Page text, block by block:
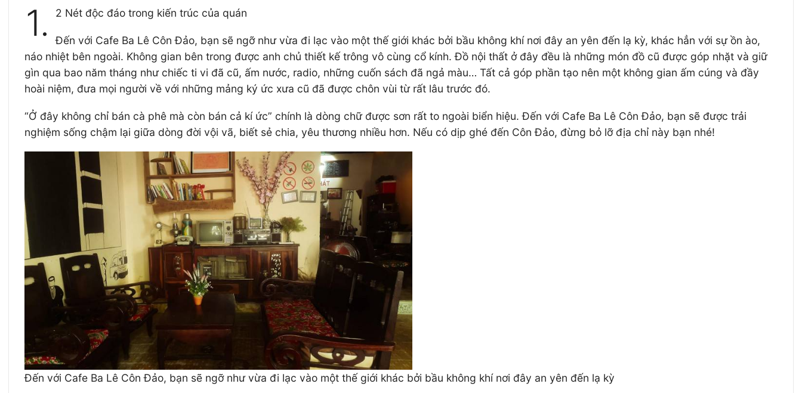
1. 2 Nét độc đáo trong kiến trúc của quán
Đến với Cafe Ba Lê Côn Đảo, bạn sẽ ngỡ như vừa đi lạc vào một thế giới khác bởi bầu không khí nơi đây an yên đến lạ kỳ, khác hẳn với sự ồn ào,
náo nhiệt bên ngoài. Không gian bên trong được anh chủ thiết kế trông vô cùng cổ kính. Đồ nội thất ở đây đều là những món đồ cũ được góp nhặt và giữ
gìn qua bao năm tháng như chiếc ti vi đã cũ, ấm nước, radio, những cuốn sách đã ngả màu… Tất cả góp phần tạo nên một không gian ấm cúng và đầy
hoài niệm, đưa mọi người về với những mảng ký ức xưa cũ đã được chôn vùi từ rất lâu trước đó.
“Ở đây không chỉ bán cà phê mà còn bán cả kí ức” chính là dòng chữ được sơn rất to ngoài biển hiệu. Đến với Cafe Ba Lê Côn Đảo, bạn sẽ được trải
nghiệm sống chậm lại giữa dòng đời vội vã, biết sẻ chia, yêu thương nhiều hơn. Nếu có dịp ghé đến Côn Đảo, đừng bỏ lỡ địa chỉ này bạn nhé!
Đến với Cafe Ba Lê Côn Đảo, bạn sẽ ngỡ như vừa đi lạc vào một thế giới khác bởi bầu không khí nơi đây an yên đến lạ kỳ